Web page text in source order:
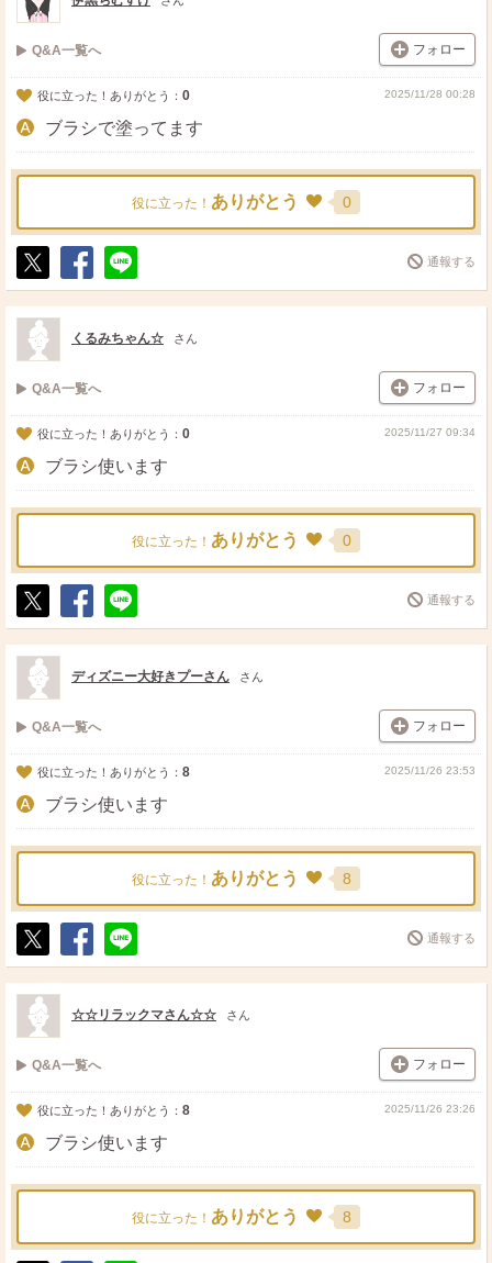
Q&A一覧へ フォロー
役に立った！ありがとう： 0 2025/11/28 00:28
ブラシで塗ってます
役に立った！ ありがとう 0
ポ
ス
ト
シ
ェ
送
る
通報する
くるみちゃん☆ さん
Q&A一覧へ フォロー
役に立った！ありがとう： 0 2025/11/27 09:34
ブラシ使います
役に立った！ ありがとう 0
ポ
ス
ト
シ
ェ
送
る
通報する
ディズニー大好きプーさん さん
Q&A一覧へ フォロー
役に立った！ありがとう： 8 2025/11/26 23:53
ブラシ使います
役に立った！ ありがとう 8
ポ
ス
ト
シ
ェ
送
る
通報する
☆☆リラックマさん☆☆ さん
Q&A一覧へ フォロー
役に立った！ありがとう： 8 2025/11/26 23:26
ブラシ使います
役に立った！ ありがとう 8